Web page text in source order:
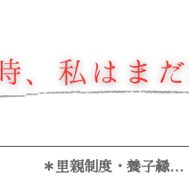
＊里親制度・養子縁組